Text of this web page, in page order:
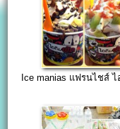
Ice manias แฟรนไชส์